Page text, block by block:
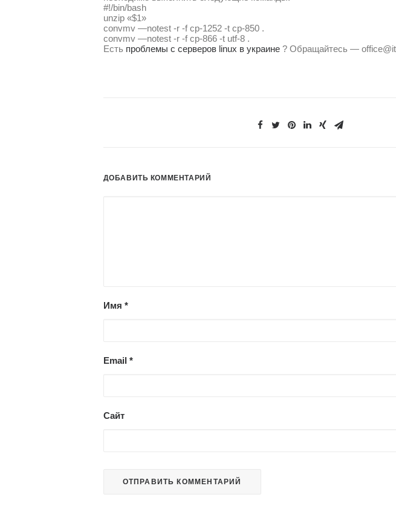
#!/bin/bash
unzip «$1»
convmv —notest -r -f cp-1252 -t cp-850 .
convmv —notest -r -f cp-866 -t utf-8 .
Есть проблемы с серверов linux в украине? Обращайтесь —
ДОБАВИТЬ КОММЕНТАРИЙ
Имя *
Email *
Сайт